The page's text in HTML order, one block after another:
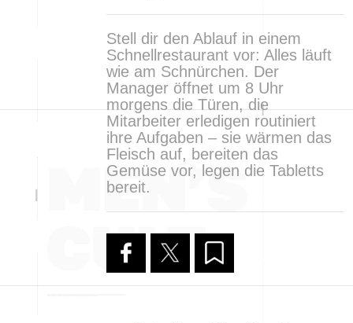
Stell dir den Ablauf in einem
Schnellrestaurant vor: Alles läuft
wie am Schnürchen. Der
Manager öffnet um 8 Uhr
morgens die Türen, die
Mitarbeiter erledigen routiniert
ihre Aufgaben – sie wärmen das
Fleisch auf, bereiten das
Gemüse vor, legen die Tabletts
bereit.